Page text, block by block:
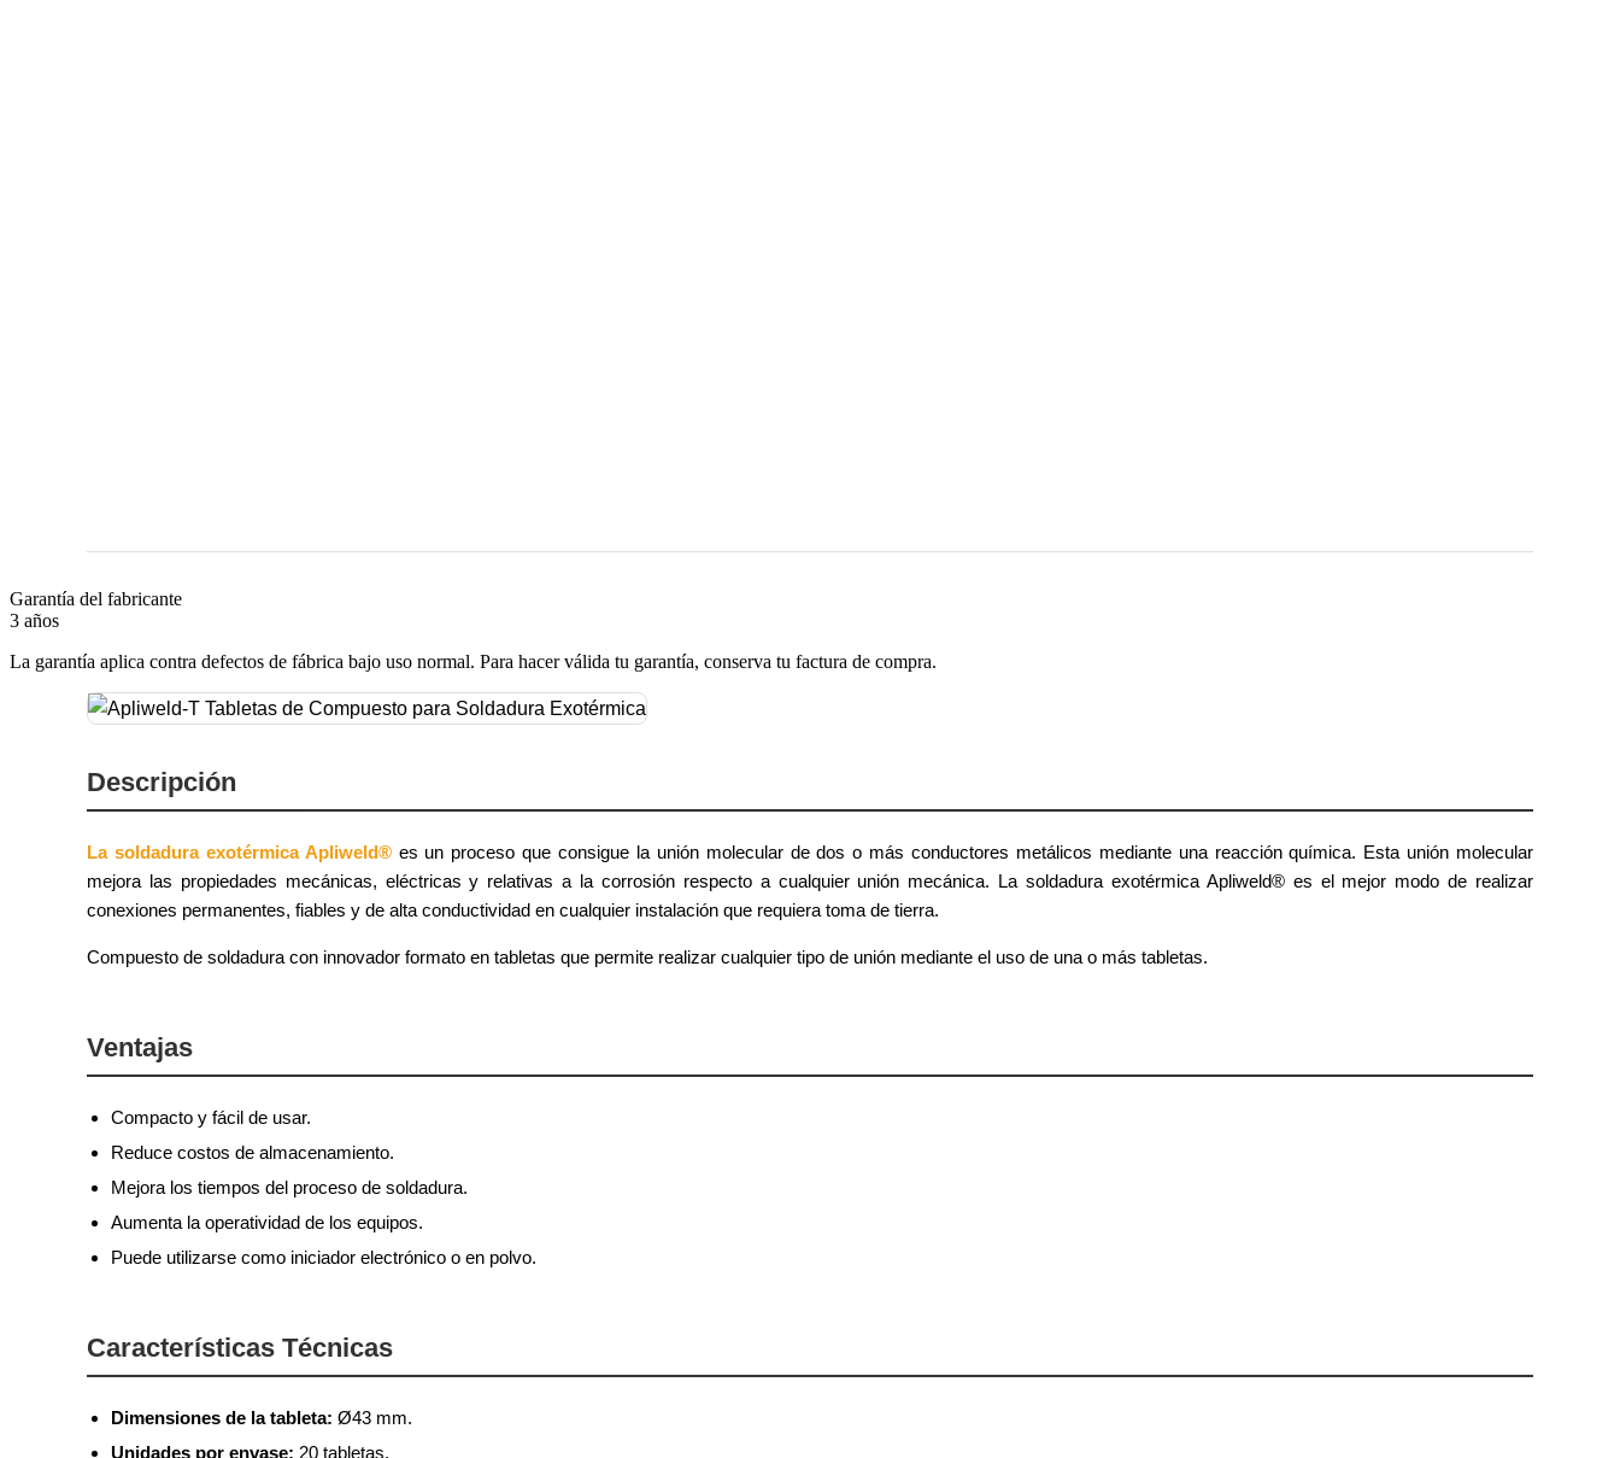
Garantía del fabricante
3 años
La garantía aplica contra defectos de fábrica bajo uso normal. Para hacer válida tu garantía, conserva tu factura de compra.
Descripción
La soldadura exotérmica Apliweld®es un proceso que consigue la unión molecular de dos o más conductores metálicos mediante una reacción química. Esta unión molecular
mejora las propiedades mecánicas, eléctricas y relativas a la corrosión respecto a cualquier unión mecánica. La soldadura exotérmica Apliweld® es el mejor modo de realizar
conexiones permanentes, fiables y de alta conductividad en cualquier instalación que requiera toma de tierra.
Compuesto de soldadura con innovador formato en tabletas que permite realizar cualquier tipo de unión mediante el uso de una o más tabletas.
Ventajas
Compacto y fácil de usar.
Reduce costos de almacenamiento.
Mejora los tiempos del proceso de soldadura.
Aumenta la operatividad de los equipos.
Puede utilizarse como iniciador electrónico o en polvo.
Características Técnicas
Dimensiones de la tableta: Ø43 mm.
Unidades por envase: 20 tabletas.